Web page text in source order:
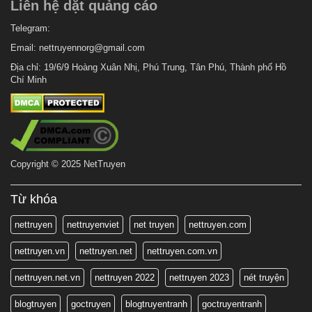
Chapter 39 1 tháng trước
Chapter 38
Chapter 37.5
Chapter 37 1 tháng trước
Chapter 36
Chapter 35
Chapter 34
Chapter 33
1 tháng trước
Chapter 31
Chapter 30 1 tháng trước
Chapter 29 1 tháng trước
Chapter 28 1 tháng trước
Chapter 27 1 tháng trước
Liên hệ dặt quảng cáo
Telegram:
Email: nettruyennorg@gmail.com
Địa chỉ: 19/6/9 Hoàng Xuân Nhị, Phú Trung, Tân Phú, Thành phố Hồ
Chí Minh
Copyright © 2025 NetTruyen
Từ khóa
nettruyen nettruyenviet net truyen nettruyen.com
nettruyen.vn nettruyen.net nettruyen.com.vn
nettruyen.net.vn nettruyen 2022 nettruyen 2023 nét truyện
blogtruyen goctruyen blogtruyentranh goctruyentranh